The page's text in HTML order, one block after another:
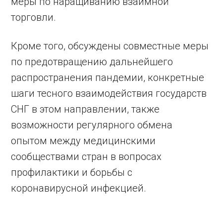
торговли.
Кроме того, обсуждены совместные меры
по предотвращению дальнейшего
распространения пандемии, конкретные
шаги тесного взаимодействия государств
СНГ в этом направлении, также
возможности регулярного обмена
опытом между медицинскими
сообществами стран в вопросах
профилактики и борьбы с
коронавирусной инфекцией.